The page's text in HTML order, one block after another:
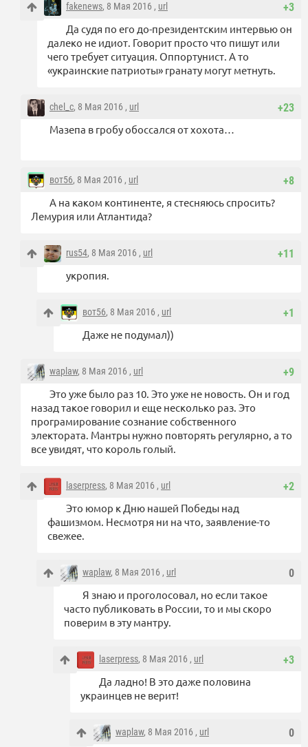
+3
fakenews, 8 Мая 2016 , url
Да судя по его до-президентским интервью он
далеко не идиот. Говорит просто что пишут или
чего требует ситуация. Оппортунист. А то
«украинские патриоты» гранату могут метнуть.
+23
chel_c, 8 Мая 2016 , url
Мазепа в гробу обоссался от хохота…
+8
вот56, 8 Мая 2016 , url
А на каком континенте, я стесняюсь спросить?
Лемурия или Атлантида?
+11
rus54, 8 Мая 2016 , url
укропия.
+1
вот56, 8 Мая 2016 , url
Даже не подумал))
+9
waplaw, 8 Мая 2016 , url
Это уже было раз 10. Это уже не новость. Он и год
назад такое говорил и еще несколько раз. Это
програмирование сознание собственного
электората. Мантры нужно повторять регулярно, а то
все увидят, что король голый.
+2
laserpress, 8 Мая 2016 , url
Это юмор к Дню нашей Победы над
фашизмом. Несмотря ни на что, заявление-то
свежее.
0
waplaw, 8 Мая 2016 , url
Я знаю и проголосовал, но если такое
часто публиковать в России, то и мы скоро
поверим в эту мантру.
+3
laserpress, 8 Мая 2016 , url
Да ладно! В это даже половина
украинцев не верит!
0
waplaw, 8 Мая 2016 , url